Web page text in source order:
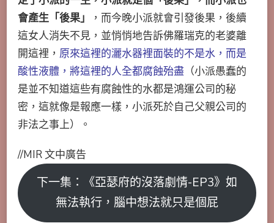
會產生「後果」
，而今晚小派就會引發後果，後續
這女人消失不見，並悄悄地告訴佛羅瑞克的老婆離
開這裡， 原來這裡的灑水器裡面裝的不是水，而是
酸性液體，將這裡的人全都腐蝕殆盡 （小派愚蠢的
是並不知道這些有腐蝕性的水都是鴻運公司的秘
密，這就像是報應一樣，小派死於自己父親公司的
非法之事上）。
//MIR 文中廣告
下一集：《亞瑟府的沒落劇情-EP3》如
無法執行，腦中想法就只是個屁